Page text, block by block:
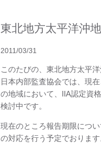
東北地方太平洋沖
2011/03/31
このたびの、東北地方太平
日本内部監査協会では、現
の地域において、IIA認定資
検討中です。
現在のところ報告期限につ
の対応を行う予定でおりま